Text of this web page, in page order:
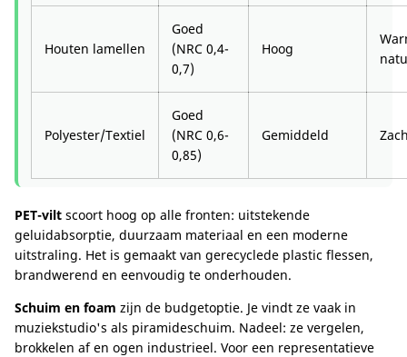
Houten lamellen
Goed
(NRC 0,4-
0,7)
Hoog
Polyester/Textiel
Goed
(NRC 0,6-
0,85)
Gemiddeld
PET-vilt scoort hoog op alle fronten: uitstekende
geluidabsorptie, duurzaam materiaal en een moderne
uitstraling. Het is gemaakt van gerecyclede plastic flessen,
brandwerend en eenvoudig te onderhouden.
Schuim en foam zijn de budgetoptie. Je vindt ze vaak in
muziekstudio's als piramideschuim. Nadeel: ze vergelen,
brokkelen af en ogen industrieel. Voor een representatieve